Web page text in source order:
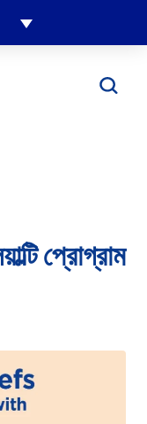
প্রোগ্রাম